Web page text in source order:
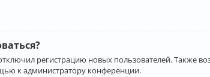
регистрацию новых пользователей. Также
к администратору конференции.